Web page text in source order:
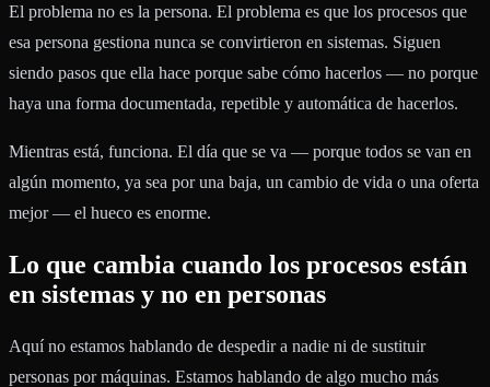
El problema no es la persona. El problema es que los procesos que
esa persona gestiona nunca se convirtieron en sistemas. Siguen
siendo pasos que ella hace porque sabe cómo hacerlos — no porque
haya una forma documentada, repetible y automática de hacerlos.
Mientras está, funciona. El día que se va — porque todos se van en
algún momento, ya sea por una baja, un cambio de vida o una oferta
mejor — el hueco es enorme.
Lo que cambia cuando los procesos están
en sistemas y no en personas
Aquí no estamos hablando de despedir a nadie ni de sustituir
personas por máquinas. Estamos hablando de algo mucho más